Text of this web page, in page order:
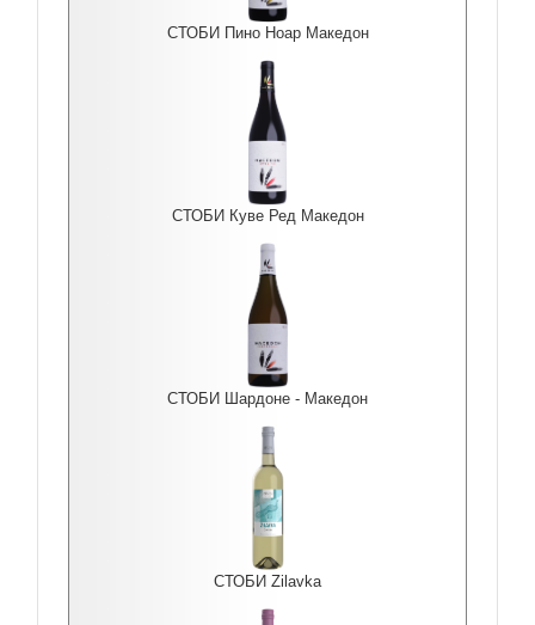
СТОБИ Пино Ноар Македон
СТОБИ Куве Ред Македон
СТОБИ Шардоне - Македон
СТОБИ Zilavka